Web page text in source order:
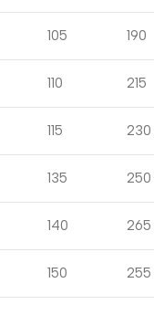
105 190
110 215
115 230
135 250
140 265
150 255